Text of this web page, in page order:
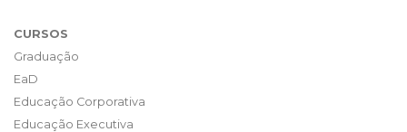
CURSOS
Graduação
EaD
Educação Corporativa
Educação Executiva